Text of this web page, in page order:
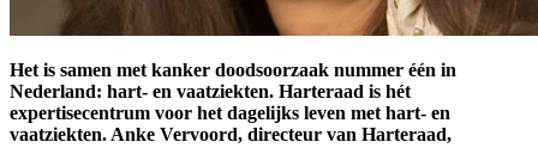
Het is samen met kanker doodsoorzaak nummer één in
Nederland: hart- en vaatziekten. Harteraad is hét
expertisecentrum voor het dagelijks leven met hart- en
vaatziekten. Anke Vervoord, directeur van Harteraad,